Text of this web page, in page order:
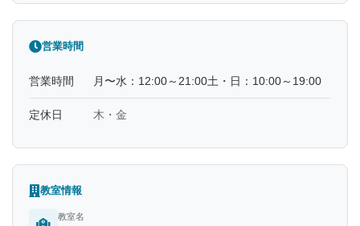
営業時間
営業時間 月〜水：12:00～21:00土・日：10:00～19:00
定休日 木・金
教室情報
教室名